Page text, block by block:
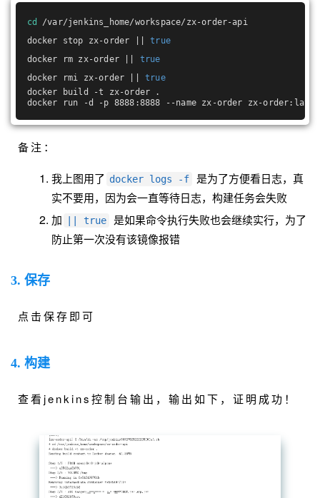
cd
/var/jenkins_home/workspace/zx-order-api
docker stop zx-order || true
docker rm zx-order || true
docker rmi zx-order || true
docker build -t zx-order .
docker run -d -p 8888:8888 --name zx-order zx-
备注：
我上图用了 docker logs -f
是为了方便看日志，真
实不要用，因为会一直等待日志，构建任务会失败
加
|| true
是如果命令执行失败也会继续实行，为了
防止第一次没有该镜像报错
3. 保存
点击保存即可
4. 构建
查看jenkins控制台输出，输出如下，证明成功！